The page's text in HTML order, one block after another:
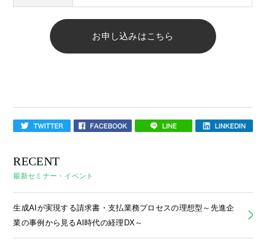
お申し込みはこちら
RECENT
最新セミナー・イベント
生成AIが実現する請求書・支払業務プロセスの理想型～先進企
業の事例から見るAI時代の経理DX～